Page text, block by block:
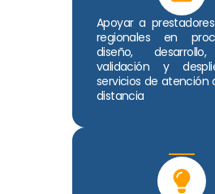
Apoyar a
regionales en
diseño,
validación y
servicios de atención
distancia